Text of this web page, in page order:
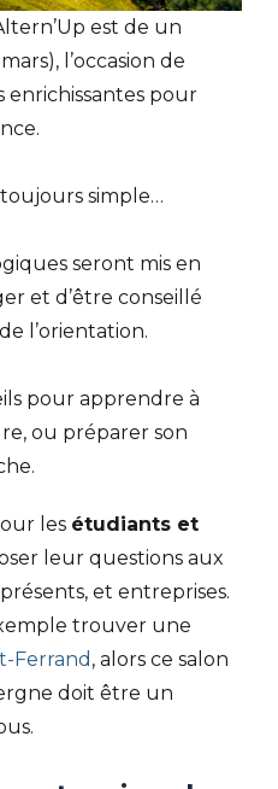
est de un
l’occasion de
enrichissantes pour
toujours simple…
seront mis en
et d’être conseillé
l’orientation.
pour apprendre à
ou préparer son
les étudiants et
leur questions aux
et entreprises.
trouver une
Ferrand , alors ce salon
doit être un